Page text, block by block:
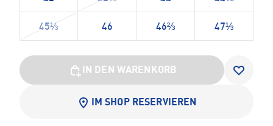
45⅓ 46 46⅔ 47⅓
IN DEN WARENKORB
IM SHOP RESERVIEREN